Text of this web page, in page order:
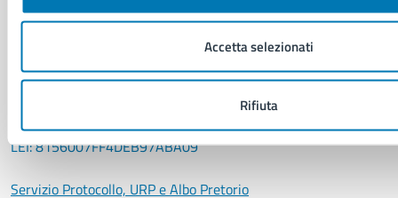
Accetta selezionati
Rifiuta
CONTATTI
CF: 80014890638
LEI: 8156007FF4DEB97ABA09
Servizio Protocollo, URP e Albo Pretorio